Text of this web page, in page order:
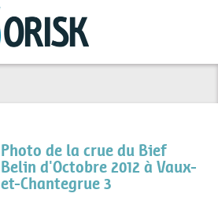
Photo de la crue du Bief
Belin d'Octobre 2012 à Vaux-
et-Chantegrue 3